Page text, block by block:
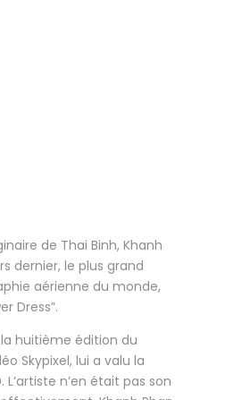
de Thai Binh, Khanh
dernier, le plus grand
aérienne du monde,
Dress”.
huitième édition du
Skypixel, lui a valu la
L’artiste n’en était pas son